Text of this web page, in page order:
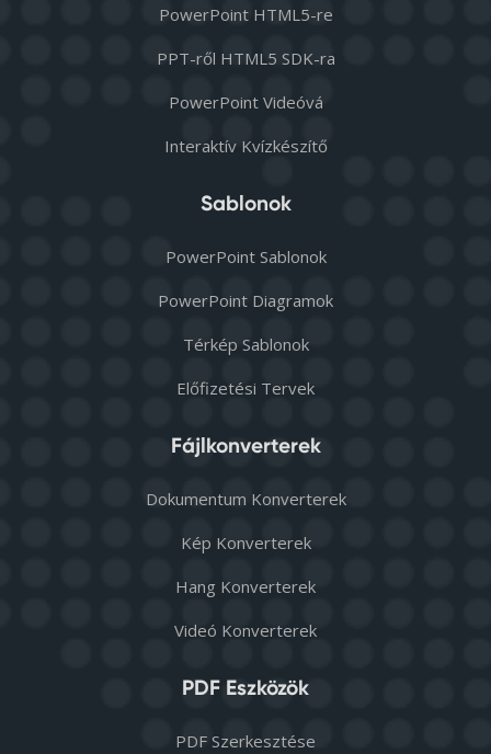
PowerPoint HTML5-re
PPT-ről HTML5 SDK-ra
PowerPoint Videóvá
Interaktív Kvízkészítő
Sablonok
PowerPoint Sablonok
PowerPoint Diagramok
Térkép Sablonok
Előfizetési Tervek
Fájlkonverterek
Dokumentum Konverterek
Kép Konverterek
Hang Konverterek
Videó Konverterek
PDF Eszközök
PDF Szerkesztése